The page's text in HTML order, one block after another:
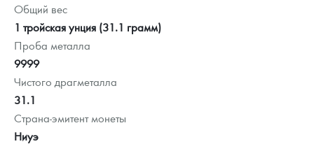
Общий вес
1 тройская унция (31.1 грамм)
Проба металла
9999
Чистого драгметалла
31.1
Страна-эмитент монеты
Ниуэ